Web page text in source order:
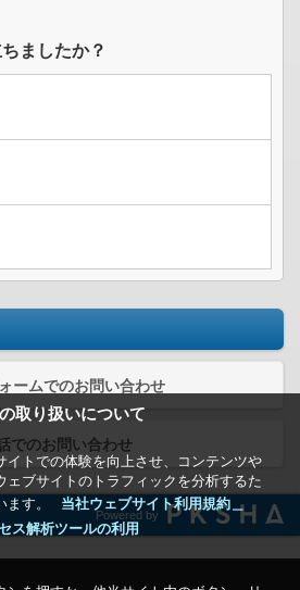
取り扱いについて
イトでの体験を向上させ、コンテンツや
ェブサイトのトラフィックを分析するた
ます。
当社ウェブサイト利用規約＿
ス解析ツールの利用
ましたか？
ームでのお問い合わせ
でのお問い合わせ
Powered by